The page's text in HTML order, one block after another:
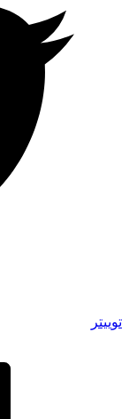
توییتر